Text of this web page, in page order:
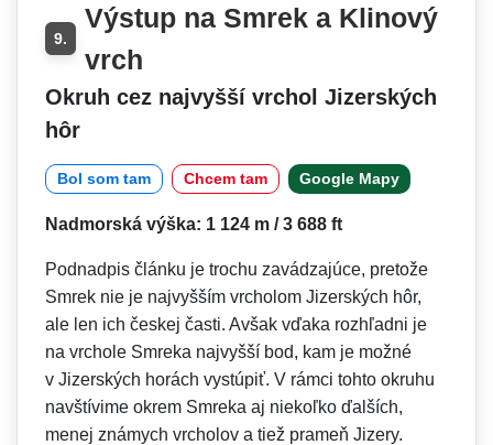
9.
Výstup na Smrek a Klinový
vrch
Okruh cez najvyšší vrchol Jizerských
hôr
Bol som tam Chcem tam Google Mapy
Nadmorská výška: 1 124 m / 3 688 ft
Podnadpis článku je trochu zavádzajúce, pretože
Smrek nie je najvyšším vrcholom Jizerských hôr,
ale len ich českej časti. Avšak vďaka rozhľadni je
na vrchole Smreka najvyšší bod, kam je možné
v Jizerských horách vystúpiť. V rámci tohto okruhu
navštívime okrem Smreka aj niekoľko ďalších,
menej známych vrcholov a tiež prameň Jizery.